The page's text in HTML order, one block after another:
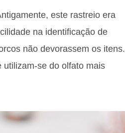
este rastreio era
na identificação de
não devorassem os itens.
utilizam-se do olfato mais